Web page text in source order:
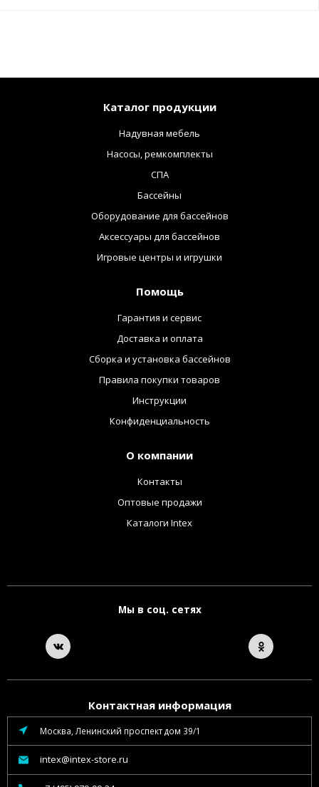
Каталог продукции
Надувная мебель
Насосы, ремкомплекты
СПА
Бассейны
Оборудование для бассейнов
Аксессуары для бассейнов
Игровые центры и игрушки
Помощь
Гарантия и сервис
Доставка и оплата
Сборка и установка бассейнов
Правила покупки товаров
Инструкции
Конфиденциальность
О компании
Контакты
Оптовые продажи
Каталоги Intex
Мы в соц. сетях
Контактная информация
Москва, Ленинский проспект дом 39/1
intex@intex-store.ru